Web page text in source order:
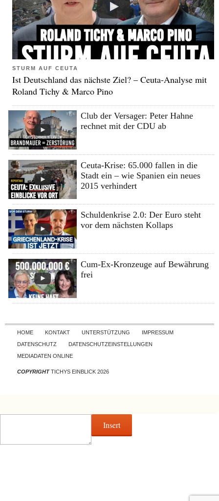
STURM AUF CEUTA
Ist Deutschland das nächste Ziel? – Ceuta-Analyse mit
Roland Tichy & Marco Pino
Club der Versager: Peter Hahne
rechnet mit der CDU ab
Ceuta-Krise: 65.000 fallen in die
Stadt ein – wie Spanien ein neues
2015 verhindert
Schuldenkrise 2.0: Der Euro steht
vor dem nächsten Kollaps
Cum-Ex-Kronzeuge auf Bewährung
frei
Skip to content
HOME KONTAKT UNTERSTÜTZUNG
IMPRESSUM
DATENSCHUTZ
DATENSCHUTZEINSTELLUNGEN
MEDIADATEN ONLINE
COPYRIGHTTICHYS EINBLICK 2026
Insert